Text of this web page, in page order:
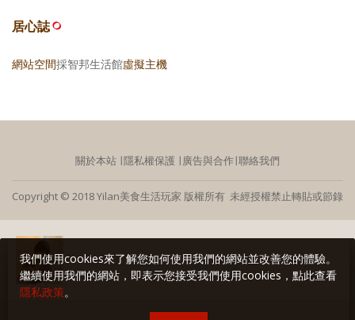
居心誌
網站空間採智邦生活館虛擬主機
關於本站 ∣隱私權保護 ∣ 廣告與合作∣聯絡我們
Copyright © 2018 Yilan美食生活玩家 版權所有 未經授權禁止轉貼或節錄
我們使用cookies來了解您如何使用我們的網站並改善您的體驗。
繼續使用我們的網站，即表示您接受我們使用cookies，點此查看
隱私政策。